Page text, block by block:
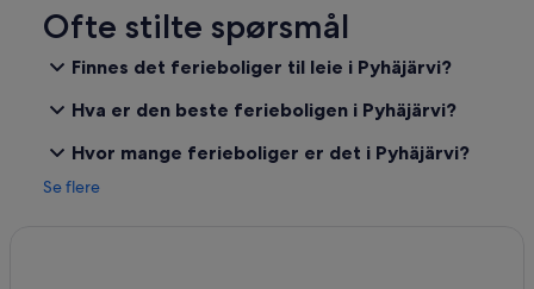
Ofte stilte spørsmål
Finnes det ferieboliger til leie i Pyhäjärvi?
Hva er den beste ferieboligen i Pyhäjärvi?
Hvor mange ferieboliger er det i Pyhäjärvi?
Se flere